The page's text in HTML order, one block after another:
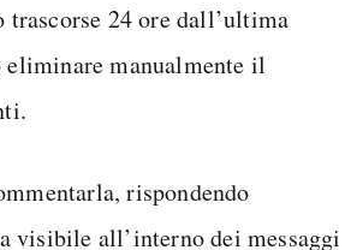
trascorse 24 ore dall’ultima
eliminare manualmente il
rispondendo
visibile all’interno dei messaggi